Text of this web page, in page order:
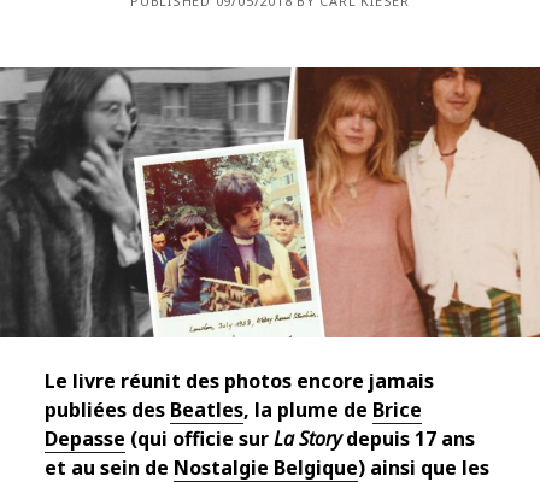
Le livre réunit des photos encore jamais
publiées des Beatles, la plume de Brice
Depasse (qui officie surLa Storydepuis 17 ans
et au sein de Nostalgie Belgique) ainsi que les